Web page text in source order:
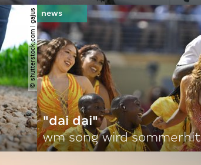
© shutterstock.com | gajus
"dai dai"
wm song wird sommerhit